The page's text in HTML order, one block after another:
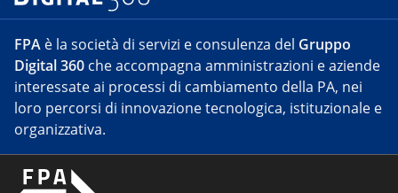
FPA è la società di servizi e consulenza del Gruppo
Digital 360 che accompagna amministrazioni e aziende
interessate ai processi di cambiamento della PA, nei
loro percorsi di innovazione tecnologica, istituzionale e
organizzativa.